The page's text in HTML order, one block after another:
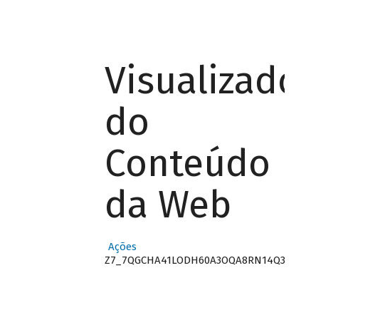
Visualizador
do
Conteúdo
da Web
Ações
Z7_7QGCHA41LODH60A3OQA8RN14Q3